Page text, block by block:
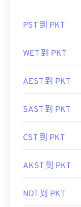
PST 到 PKT
WET 到 PKT
AEST 到 PKT
SAST 到 PKT
CST 到 PKT
AKST 到 PKT
NDT 到 PKT